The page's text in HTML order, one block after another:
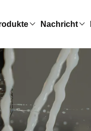
Nachricht